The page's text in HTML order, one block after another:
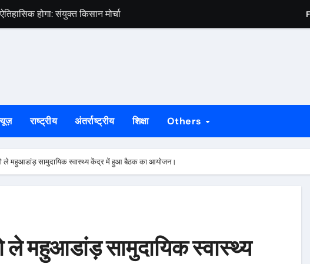
होगा: संयुक्त किसान मोर्चा
में नए शैक्षणिक सत्र का शुभारंभ
परिवार को मिली तिरपाल, मुआवजे की प्रक्रिया शुरू
एक्टिविस्टों को छात्रों ने मंच से किया दूर, कहा- संघर्ष की आवाज हम खुद उठाएंगे
जारी, सोनुवा पुलिस ने आठ ओवरलोड ट्रैक्टर किए जब्त
राष्ट्रीय अंतर्राष्ट्रीय शिक्षा Others
ले महुआडांड़ सामुदायिक स्वास्थ्य केंद्र में हुआ बैठक का आयोजन।
महुआडांड़ सामुदायिक स्वास्थ्य